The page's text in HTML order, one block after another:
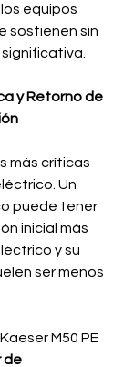
equipos
sostienen sin
y Retorno de
más críticas
Un
puede tener
inicial más
y su
ser menos
M50 PE
de